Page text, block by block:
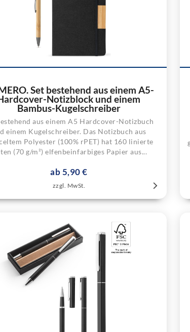
Set bestehend aus einem A5-
Notizblock und einem
Bambus-Kugelschreiber
aus einem A5 Hardcover-Notizbuch
einem Kugelschreiber. Das Notizbuch aus
Polyester (100% rPET) hat 160 linierte
(70 g/m²) elfenbeinfarbiges Papier aus...
ab 5,90 €
zzgl. MwSt.